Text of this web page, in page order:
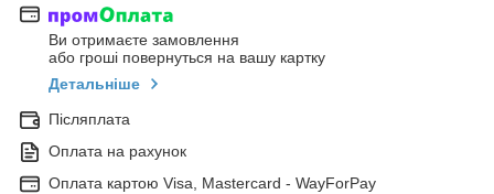
Ви отримаєте замовлення
або гроші повернуться на вашу картку
Детальніше
Післяплата
Оплата на рахунок
Оплата картою Visa, Mastercard - WayForPay